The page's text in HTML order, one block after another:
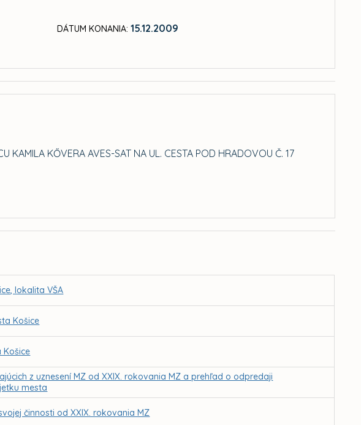
DÁTUM KONANIA: 15.12.2009
KAMILA KŐVERA AVES-SAT NA UL. CESTA POD HRADOVOU Č. 17
lokalita VŠA
Košice
Košice
z uznesení MZ od XXIX. rokovania MZ a prehľad o odpredaji
mesta
činnosti od XXIX. rokovania MZ